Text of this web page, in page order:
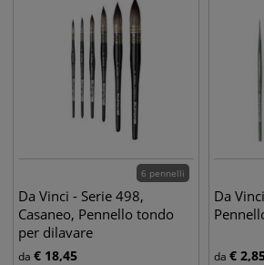
6 pennelli
Da Vinci - Serie 498,
Casaneo, Pennello tondo
per dilavare
da € 18,45
Da
da €